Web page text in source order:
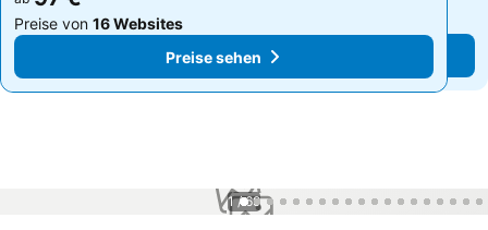
Preise von 16 Websites
Preise sehen
Preise von 16 Websites
Preise sehen
1 / 69